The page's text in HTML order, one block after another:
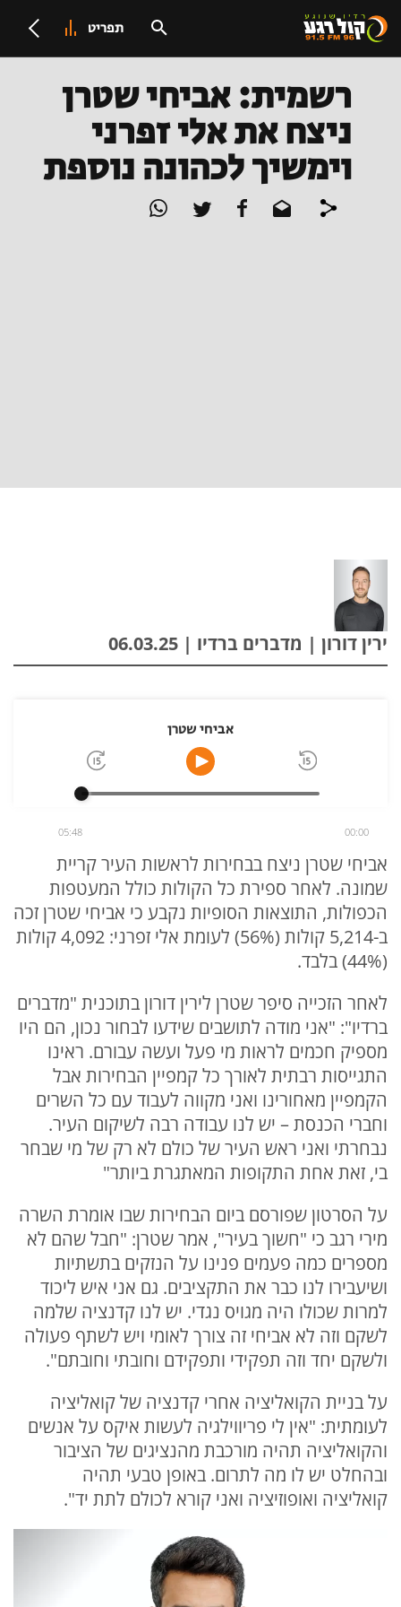
תפריט
רשמית: אביחי שטרן
ניצח את אלי זפרני
וימשיך לכהונה נוספת
ירין דורון | מדברים ברדיו | 06.03.25
אביחי שטרן
00:00
05:48
אביחי שטרן ניצח בבחירות לראשות העיר קריית
שמונה. לאחר ספירת כל הקולות כולל המעטפות
הכפולות, התוצאות הסופיות נקבע כי אביחי שטרן זכה
ב-5,214 קולות (56%) לעומת אלי זפרני: 4,092 קולות
(44%) בלבד.
לאחר הזכייה סיפר שטרן לירין דורון בתוכנית "מדברים
ברדיו": "אני מודה לתושבים שידעו לבחור נכון, הם היו
מספיק חכמים לראות מי פעל ועשה עבורם. ראינו
התגייסות רבתית לאורך כל קמפיין הבחירות אבל
הקמפיין מאחורינו ואני מקווה לעבוד עם כל השרים
וחברי הכנסת – יש לנו עבודה רבה לשיקום העיר.
נבחרתי ואני ראש העיר של כולם לא רק של מי שבחר
בי, זאת אחת התקופות המאתגרת ביותר"
על הסרטון שפורסם ביום הבחירות שבו אומרת השרה
מירי רגב כי "חשוך בעיר", אמר שטרן: "חבל שהם לא
מספרים כמה פעמים פנינו על הנזקים בתשתיות
ושיעבירו לנו כבר את התקציבים. גם אני איש ליכוד
למרות שכולו היה מגויס נגדי. יש לנו קדנציה שלמה
לשקם וזה לא אביחי זה צורך לאומי ויש לשתף פעולה
ולשקם יחד וזה תפקידי ותפקידם וחובתי וחובתם".
על בניית הקואליציה אחרי קדנציה של קואליציה
לעומתית: "אין לי פריווילגיה לעשות איקס על אנשים
והקואליציה תהיה מורכבת מהנציגים של הציבור
ובהחלט יש לו מה לתרום. באופן טבעי תהיה
קואליציה ואופוזיציה ואני קורא לכולם לתת יד".